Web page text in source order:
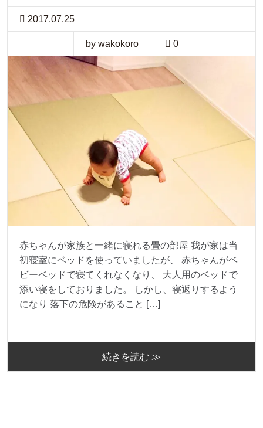
2017.07.25
by wakokoro 0
赤ちゃんが家族と一緒に寝れる畳の部屋 我が家は当
初寝室にベッドを使っていましたが、 赤ちゃんがベ
ビーベッドで寝てくれなくなり、 大人用のベッドで
添い寝をしておりました。 しかし、寝返りするよう
になり 落下の危険があること […]
続きを読む ≫